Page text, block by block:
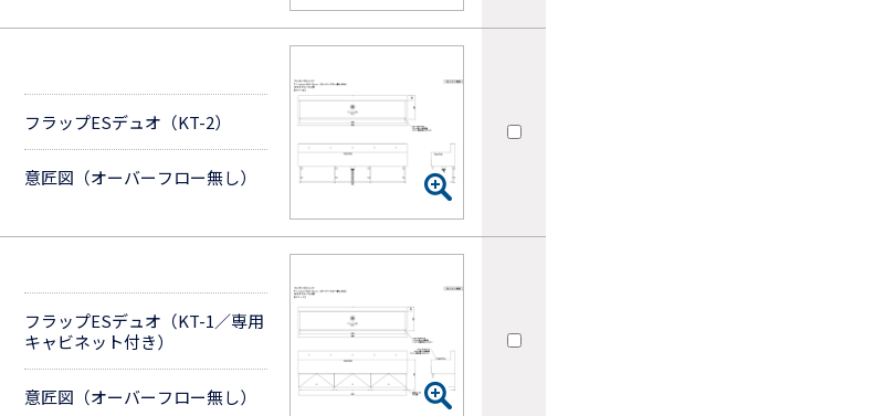
フラップESデュオ（KT-2）
意匠図（オーバーフロー無し）
フラップESデュオ（KT-1／専用
キャビネット付き）
意匠図（オーバーフロー無し）